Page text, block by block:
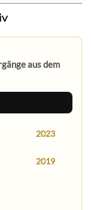
aus dem
2023
2019